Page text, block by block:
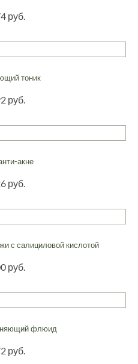
руб.
тоник
руб.
акне
руб.
с салициловой кислотой
руб.
флюид
руб.